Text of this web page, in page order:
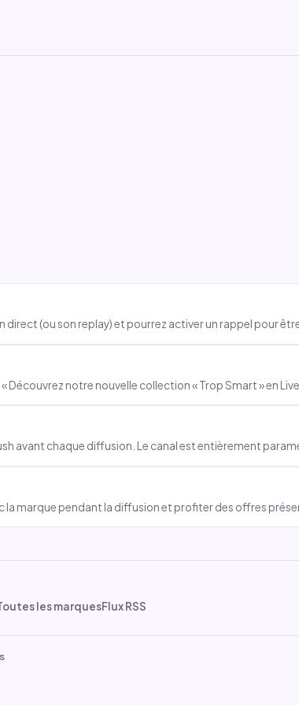
(ou son replay) et pourrez activer un rappel pour
notre nouvelle collection « Trop Smart » en Live
avant chaque diffusion. Le canal est entièrement
la marque pendant la diffusion et profiter des offres
les marquesFlux RSS